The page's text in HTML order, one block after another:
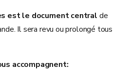
est le document central de
Il sera revu ou prolongé tous
accompagnent: